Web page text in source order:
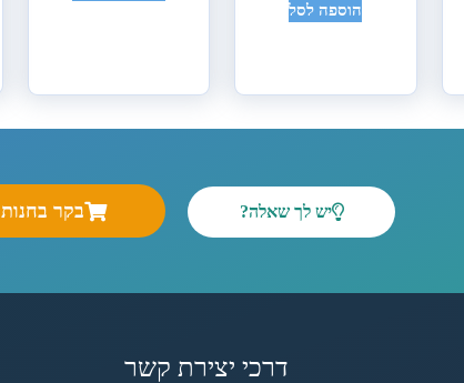
הוספה לסל
יש לך שאלה? בקר בחנות
דרכי יצירת קשר